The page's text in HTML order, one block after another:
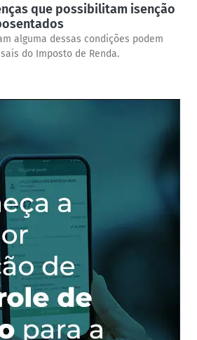
que possibilitam isenção
alguma dessas condições podem
do Imposto de Renda.